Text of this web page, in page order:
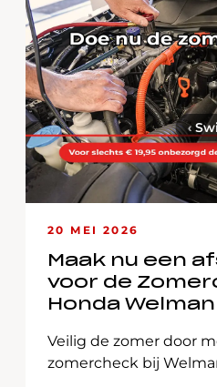
20 MEI 2026
Maak nu een
voor de
Honda Welman
Veilig de zomer door
zomercheck bij
‹